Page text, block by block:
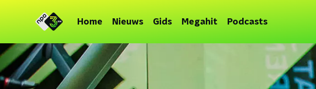
Home Nieuws Gids Megahit Podcasts